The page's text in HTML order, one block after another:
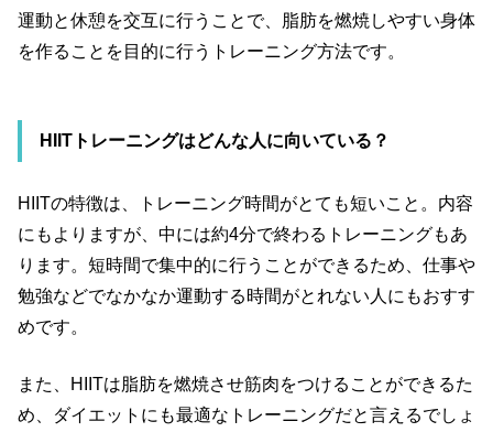
運動と休憩を交互に行うことで、脂肪を燃焼しやすい身体
を作ることを目的に行うトレーニング方法です。
HIIT トレーニングはどんな人に向いている？
HIITの特徴は、トレーニング時間がとても短いこと。内容
にもよりますが、中には約4分で終わるトレーニングもあ
ります。短時間で集中的に行うことができるため、仕事や
勉強などでなかなか運動する時間がとれない人にもおすす
めです。
また、 HIITは脂肪を燃焼させ筋肉をつけることができるた
め、ダイエットにも最適なトレーニングだと言えるでしょ